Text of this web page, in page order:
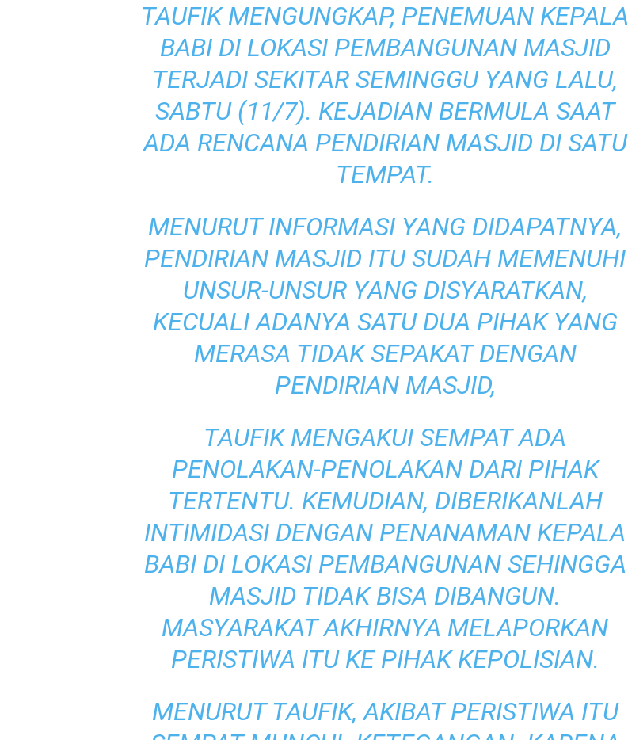
TAUFIK MENGUNGKAP, PENEMUAN KEPALA
BABI DI LOKASI PEMBANGUNAN MASJID
TERJADI SEKITAR SEMINGGU YANG LALU,
SABTU (11/7). KEJADIAN BERMULA SAAT
ADA RENCANA PENDIRIAN MASJID DI SATU
TEMPAT.
MENURUT INFORMASI YANG DIDAPATNYA,
PENDIRIAN MASJID ITU SUDAH MEMENUHI
UNSUR-UNSUR YANG DISYARATKAN,
KECUALI ADANYA SATU DUA PIHAK YANG
MERASA TIDAK SEPAKAT DENGAN
PENDIRIAN MASJID,
TAUFIK MENGAKUI SEMPAT ADA
PENOLAKAN-PENOLAKAN DARI PIHAK
TERTENTU. KEMUDIAN, DIBERIKANLAH
INTIMIDASI DENGAN PENANAMAN KEPALA
BABI DI LOKASI PEMBANGUNAN SEHINGGA
MASJID TIDAK BISA DIBANGUN.
MASYARAKAT AKHIRNYA MELAPORKAN
PERISTIWA ITU KE PIHAK KEPOLISIAN.
MENURUT TAUFIK, AKIBAT PERISTIWA ITU